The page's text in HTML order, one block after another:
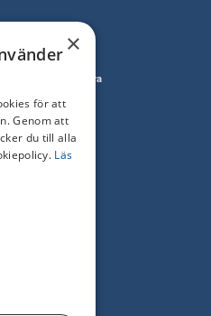
Prenumerera
×
för att
Genom att
du till alla
Läs